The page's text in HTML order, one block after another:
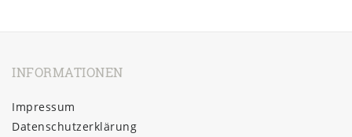
INFORMATIONEN
Impressum
Daten­schutz­erklärung